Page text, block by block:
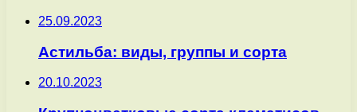
25.09.2023
Астильба: виды, группы и сорта
20.10.2023